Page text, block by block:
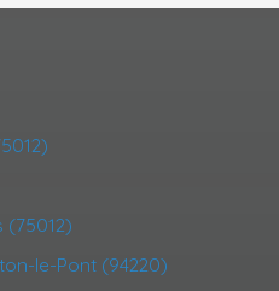
le-Pont (94220)